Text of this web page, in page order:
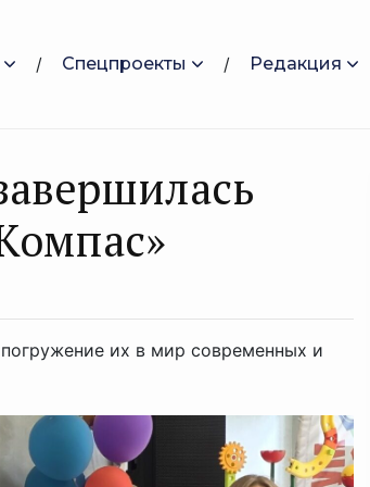
Спецпроекты Редакция
их в мир современных и